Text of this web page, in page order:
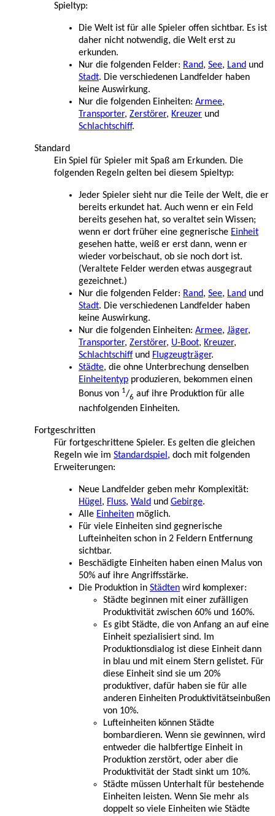
Spieltyp:
Die Welt ist für alle Spieler offen sichtbar. Es ist
daher nicht notwendig, die Welt erst zu
erkunden.
Nur die folgenden Felder: Rand, See, Land und
Stadt. Die verschiedenen Landfelder haben
keine Auswirkung.
Nur die folgenden Einheiten: Armee,
Transporter, Zerstörer, Kreuzer und
Schlachtschiff.
Standard
Ein Spiel für Spieler mit Spaß am Erkunden. Die
folgenden Regeln gelten bei diesem Spieltyp:
Jeder Spieler sieht nur die Teile der Welt, die er
bereits erkundet hat. Auch wenn er ein Feld
bereits gesehen hat, so veraltet sein Wissen;
wenn er dort früher eine gegnerische Einheit
gesehen hatte, weiß er erst dann, wenn er
wieder vorbeischaut, ob sie noch dort ist.
(Veraltete Felder werden etwas ausgegraut
gezeichnet.)
Nur die folgenden Felder: Rand, See, Land und
Stadt. Die verschiedenen Landfelder haben
keine Auswirkung.
Nur die folgenden Einheiten: Armee, Jäger,
Transporter, Zerstörer, U-Boot, Kreuzer,
Schlachtschiffund Flugzeugträger.
Städte, die ohne Unterbrechung denselben
Einheitentyp produzieren, bekommen einen
Bonus von 1/6 auf ihre Produktion für alle
nachfolgenden Einheiten.
Fortgeschritten
Für fortgeschrittene Spieler. Es gelten die gleichen
Regeln wie im Standardspiel , doch mit folgenden
Erweiterungen:
Neue Landfelder geben mehr Komplexität:
Hügel , Fluss, Wald und Gebirge.
Alle Einheiten möglich.
Für viele Einheiten sind gegnerische
Lufteinheiten schon in 2 Feldern Entfernung
sichtbar.
Beschädigte Einheiten haben einen Malus von
50% auf ihre Angriffsstärke.
Die Produktion in Städten wird komplexer:
Städte beginnen mit einer zufälligen
Produktivität zwischen 60% und 160%.
Es gibt Städte, die von Anfang an auf eine
Einheit spezialisiert sind. Im
Produktionsdialog ist diese Einheit dann
in blau und mit einem Stern gelistet. Für
diese Einheit sind sie um 20%
produktiver, dafür haben sie für alle
anderen Einheiten Produktivitätseinbußen
von 10%.
Lufteinheiten können Städte
bombardieren. Wenn sie gewinnen, wird
entweder die halbfertige Einheit in
Produktion zerstört, oder aber die
Produktivität der Stadt sinkt um 10%.
Städte müssen Unterhalt für bestehende
Einheiten leisten. Wenn Sie mehr als
doppelt so viele Einheiten wie Städte